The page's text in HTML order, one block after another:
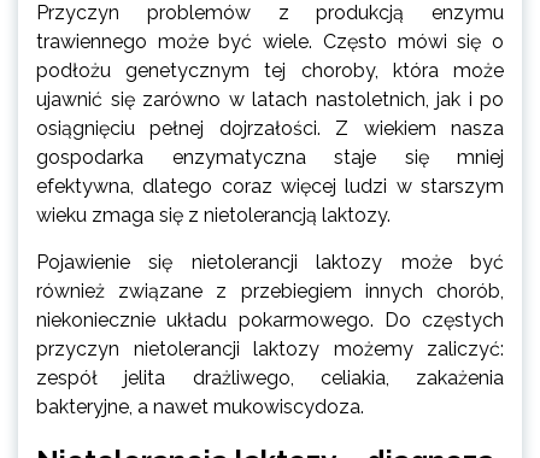
Przyczyn problemów z produkcją enzymu
trawiennego może być wiele. Często mówi się o
podłożu genetycznym tej choroby, która może
ujawnić się zarówno w latach nastoletnich, jak i po
osiągnięciu pełnej dojrzałości. Z wiekiem nasza
gospodarka enzymatyczna staje się mniej
efektywna, dlatego coraz więcej ludzi w starszym
wieku zmaga się z nietolerancją laktozy.
Pojawienie się nietolerancji laktozy może być
również związane z przebiegiem innych chorób,
niekoniecznie układu pokarmowego. Do częstych
przyczyn nietolerancji laktozy możemy zaliczyć:
zespół jelita drażliwego, celiakia, zakażenia
bakteryjne, a nawet mukowiscydoza.